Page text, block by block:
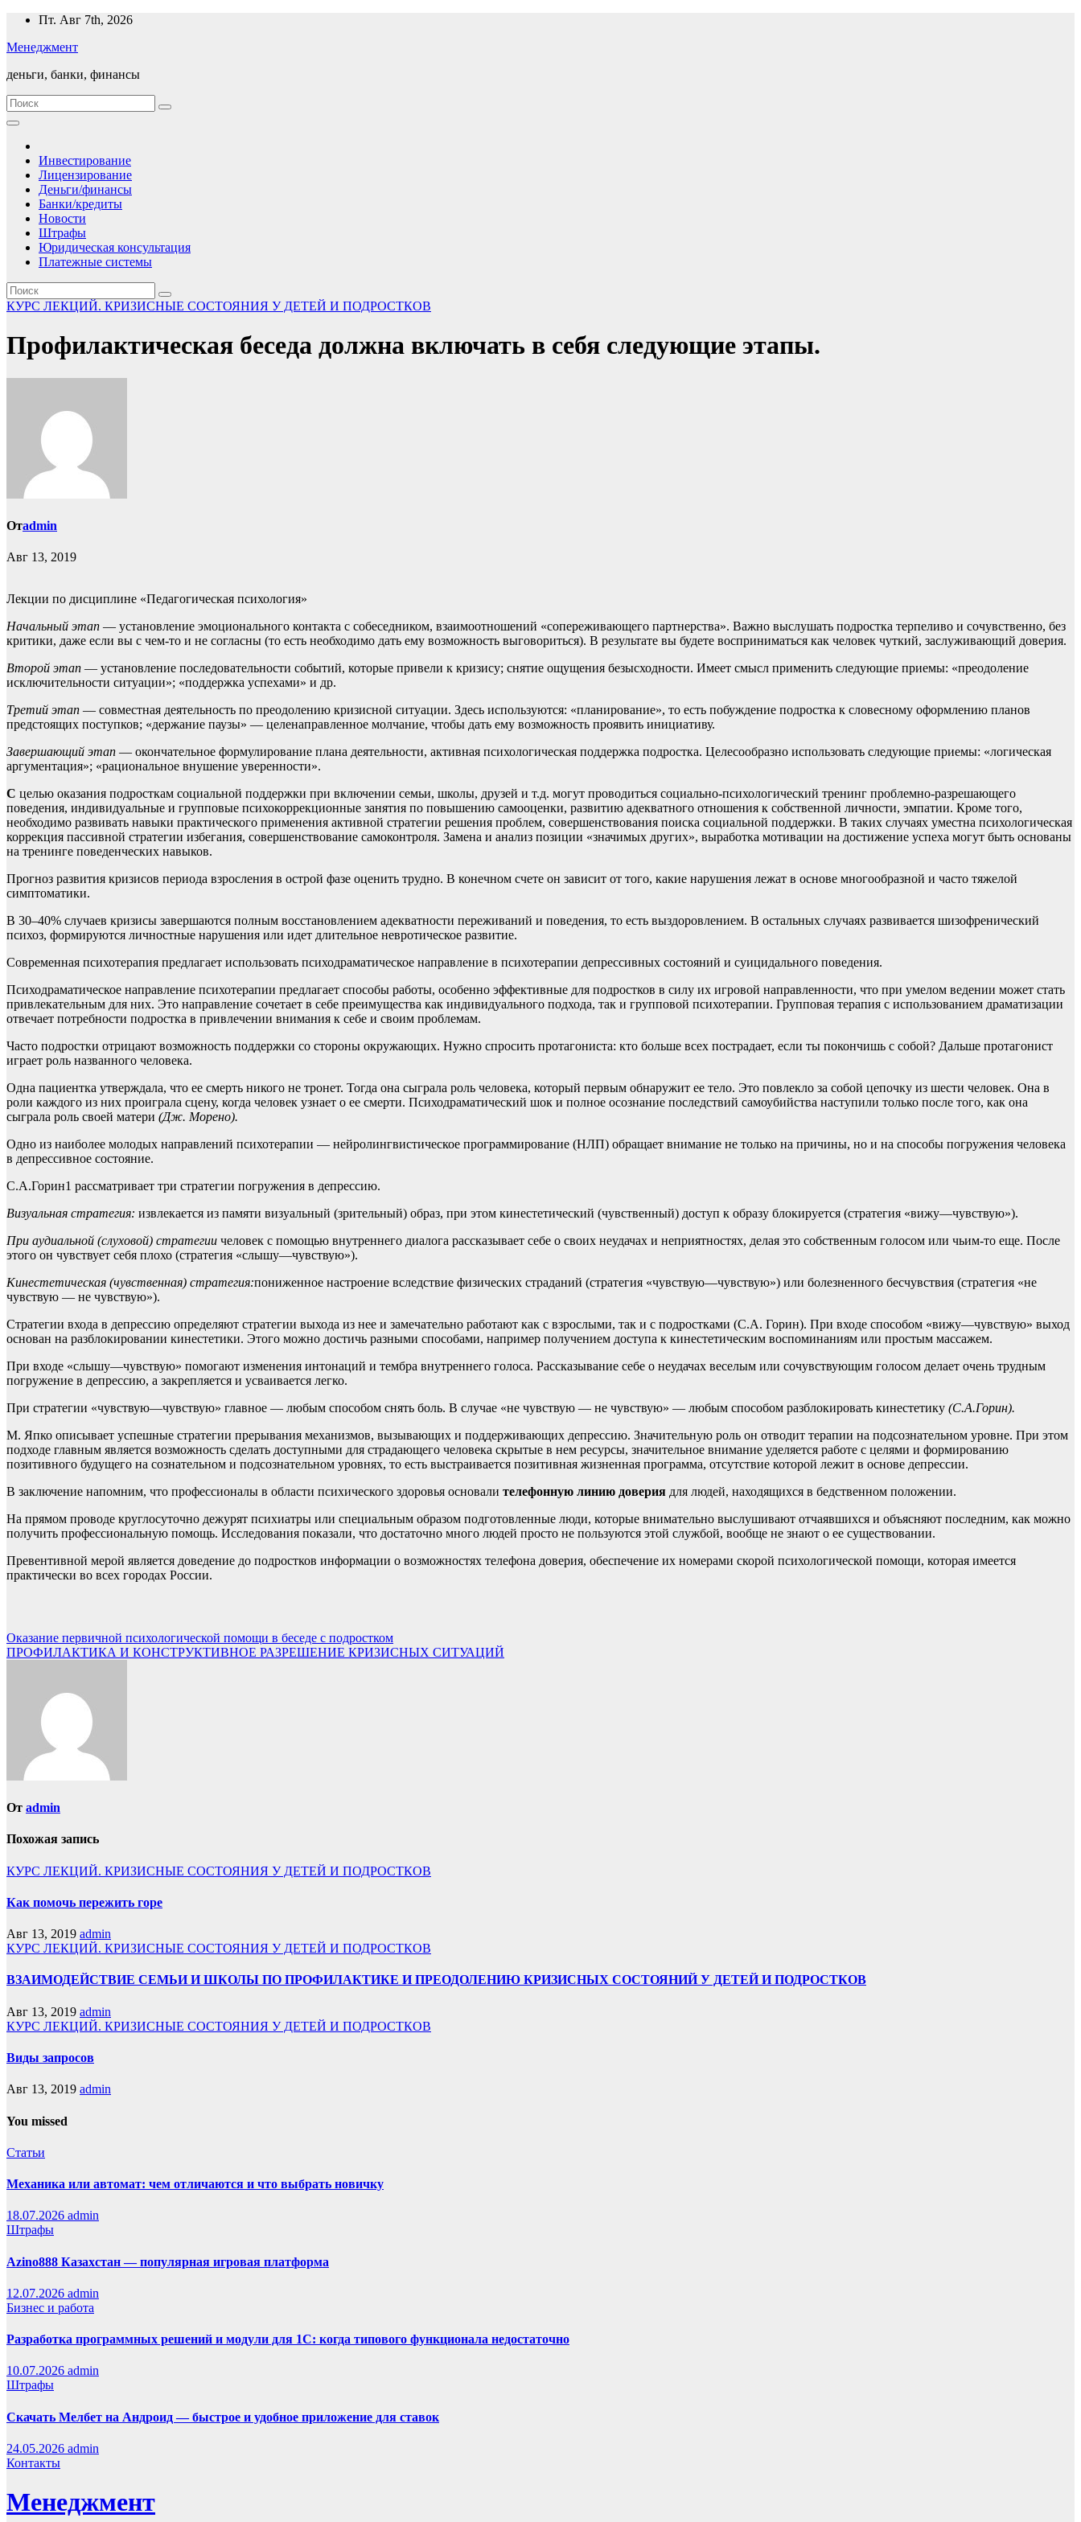
Перейти
содержимому
Пт. Авг 7th, 2026
Менеджмент
деньги, банки, финансы
Инвестирование
Лицензирование
Деньги/финансы
Банки/кредиты
Новости
Штрафы
Юридическая консультация
Платежные системы
КУРС ЛЕКЦИЙ. КРИЗИСНЫЕ СОСТОЯНИЯ У ДЕТЕЙ И ПОДРОСТКОВ
Профилактическая беседа должна включать в себя следующие этапы.
Отadmin
Авг 13, 2019
Лекции по дисциплине «Педагогическая психология»
Начальный этап — установление эмоционального контакта с собеседником, взаимоотношений «сопереживающего партнерства». Важно выслушать подростка терпеливо и сочувственно, без
критики, даже если вы с чем-то и не согласны (то есть необходимо дать ему возможность выговориться). В результате вы будете восприниматься как человек чуткий, заслуживающий доверия.
Второй этап — установление последовательности событий, которые привели к кризису; снятие ощущения безысходности. Имеет смысл применить следующие приемы: «преодоление
исключительности ситуации»; «поддержка успехами» и др.
Третий этап — совместная деятельность по преодолению кризисной ситуации. Здесь используются: «планирование», то есть побуждение подростка к словесному оформлению планов
предстоящих поступков; «держание паузы» — целенаправленное молчание, чтобы дать ему возможность проявить инициативу.
Завершающий этап — окончательное формулирование плана деятельности, активная психологическая поддержка подростка. Целесообразно использовать следующие приемы: «логическая
аргументация»; «рациональное внушение уверенности».
С целью оказания подросткам социальной поддержки при включении семьи, школы, друзей и т.д. могут проводиться социально-психологический тренинг проблемно-разрешающего
поведения, индивидуальные и групповые психокоррекционные занятия по повышению самооценки, развитию адекватного отношения к собственной личности, эмпатии. Кроме того,
необходимо развивать навыки практического применения активной стратегии решения проблем, совершенствования поиска социальной поддержки. В таких случаях уместна психологическая
коррекция пассивной стратегии избегания, совершенствование самоконтроля. Замена и анализ позиции «значимых других», выработка мотивации на достижение успеха могут быть основаны
на тренинге поведенческих навыков.
Прогноз развития кризисов периода взросления в острой фазе оценить трудно. В конечном счете он зависит от того, какие нарушения лежат в основе многообразной и часто тяжелой
симптоматики.
В 30–40% случаев кризисы завершаются полным восстановлением адекватности переживаний и поведения, то есть выздоровлением. В остальных случаях развивается шизофренический
психоз, формируются личностные нарушения или идет длительное невротическое развитие.
Современная психотерапия предлагает использовать психодраматическое направление в психотерапии депрессивных состояний и суицидального поведения.
Психодраматическое направление психотерапии предлагает способы работы, особенно эффективные для подростков в силу их игровой направленности, что при умелом ведении может стать
привлекательным для них. Это направление сочетает в себе преимущества как индивидуального подхода, так и групповой психотерапии. Групповая терапия с использованием драматизации
отвечает потребности подростка в привлечении внимания к себе и своим проблемам.
Часто подростки отрицают возможность поддержки со стороны окружающих. Нужно спросить протагониста: кто больше всех пострадает, если ты покончишь с собой? Дальше протагонист
играет роль названного человека.
Одна пациентка утверждала, что ее смерть никого не тронет. Тогда она сыграла роль человека, который первым обнаружит ее тело. Это повлекло за собой цепочку из шести человек. Она в
роли каждого из них проиграла сцену, когда человек узнает о ее смерти. Психодраматический шок и полное осознание последствий самоубийства наступили только после того, как она
сыграла роль своей матери (Дж. Морено).
Одно из наиболее молодых направлений психотерапии — нейролингвистическое программирование (НЛП) обращает внимание не только на причины, но и на способы погружения человека
в депрессивное состояние.
С.А.Горин1 рассматривает три стратегии погружения в депрессию.
Визуальная стратегия: извлекается из памяти визуальный (зрительный) образ, при этом кинестетический (чувственный) доступ к образу блокируется (стратегия «вижу—чувствую»).
При аудиальной (слуховой) стратегии человек с помощью внутреннего диалога рассказывает себе о своих неудачах и неприятностях, делая это собственным голосом или чьим-то еще. После
этого он чувствует себя плохо (стратегия «слышу—чувствую»).
Кинестетическая (чувственная) стратегия:пониженное настроение вследствие физических страданий (стратегия «чувствую—чувствую») или болезненного бесчувствия (стратегия «не
чувствую — не чувствую»).
Стратегии входа в депрессию определяют стратегии выхода из нее и замечательно работают как с взрослыми, так и с подростками (С.А. Горин). При входе способом «вижу—чувствую» выход
основан на разблокировании кинестетики. Этого можно достичь разными способами, например получением доступа к кинестетическим воспоминаниям или простым массажем.
При входе «слышу—чувствую» помогают изменения интонаций и тембра внутреннего голоса. Рассказывание себе о неудачах веселым или сочувствующим голосом делает очень трудным
погружение в депрессию, а закрепляется и усваивается легко.
При стратегии «чувствую—чувствую» главное — любым способом снять боль. В случае «не чувствую — не чувствую» — любым способом разблокировать кинестетику (С.А.Горин).
М. Япко описывает успешные стратегии прерывания механизмов, вызывающих и поддерживающих депрессию. Значительную роль он отводит терапии на подсознательном уровне. При этом
подходе главным является возможность сделать доступными для страдающего человека скрытые в нем ресурсы, значительное внимание уделяется работе с целями и формированию
позитивного будущего на сознательном и подсознательном уровнях, то есть выстраивается позитивная жизненная программа, отсутствие которой лежит в основе депрессии.
В заключение напомним, что профессионалы в области психического здоровья основали телефонную линию доверия для людей, находящихся в бедственном положении.
На прямом проводе круглосуточно дежурят психиатры или специальным образом подготовленные люди, которые внимательно выслушивают отчаявшихся и объясняют последним, как можно
получить профессиональную помощь. Исследования показали, что достаточно много людей просто не пользуются этой службой, вообще не знают о ее существовании.
Превентивной мерой является доведение до подростков информации о возможностях телефона доверия, обеспечение их номерами скорой психологической помощи, которая имеется
практически во всех городах России.
Навигация
по
Оказание первичной психологической помощи в беседе с подростком
ПРОФИЛАКТИКА И КОНСТРУКТИВНОЕ РАЗРЕШЕНИЕ КРИЗИСНЫХ СИТУАЦИЙ
От admin
Похожая запись
КУРС ЛЕКЦИЙ. КРИЗИСНЫЕ СОСТОЯНИЯ У ДЕТЕЙ И ПОДРОСТКОВ
Как помочь пережить горе
Авг 13, 2019 admin
КУРС ЛЕКЦИЙ. КРИЗИСНЫЕ СОСТОЯНИЯ У ДЕТЕЙ И ПОДРОСТКОВ
ВЗАИМОДЕЙСТВИЕ СЕМЬИ И ШКОЛЫ ПО ПРОФИЛАКТИКЕ И ПРЕОДОЛЕНИЮ КРИЗИСНЫХ СОСТОЯНИЙ У ДЕТЕЙ И ПОДРОСТКОВ
Авг 13, 2019 admin
КУРС ЛЕКЦИЙ. КРИЗИСНЫЕ СОСТОЯНИЯ У ДЕТЕЙ И ПОДРОСТКОВ
Виды запросов
Авг 13, 2019 admin
You missed
Статьи
Механика или автомат: чем отличаются и что выбрать новичку
18.07.2026 admin
Штрафы
Azino888 Казахстан — популярная игровая платформа
12.07.2026 admin
Бизнес и работа
Разработка программных решений и модули для 1С: когда типового функционала недостаточно
10.07.2026 admin
Штрафы
Скачать Мелбет на Андроид — быстрое и удобное приложение для ставок
24.05.2026 admin
Контакты
Менеджмент